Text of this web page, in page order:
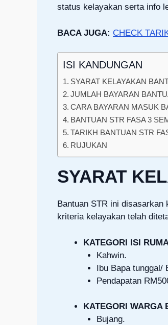
status kelayakan serta info
BACA JUGA: CHECK
ISI KANDUNGAN
SYARAT KELAYAKAN
JUMLAH BAYARAN
CARA BAYARAN MASUK
BANTUAN STR FASA 3
TARIKH BANTUAN STR
RUJUKAN
SYARAT
Bantuan STR ini disasarkan
kriteria kelayakan telah
KATEGORI ISI
Kahwin.
Ibu Bapa tunggal/
Pendapatan
KATEGORI WARGA
Bujang.